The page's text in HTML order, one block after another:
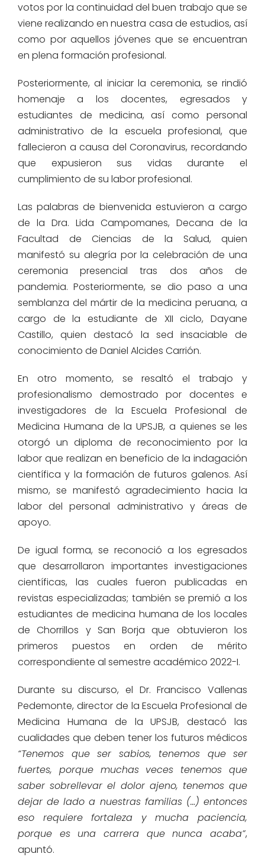
votos por la continuidad del buen trabajo que se
viene realizando en nuestra casa de estudios, así
como por aquellos jóvenes que se encuentran
en plena formación profesional.
Posteriormente, al iniciar la ceremonia, se rindió
homenaje a los docentes, egresados y
estudiantes de medicina, así como personal
administrativo de la escuela profesional, que
fallecieron a causa del Coronavirus, recordando
que expusieron sus vidas durante el
cumplimiento de su labor profesional.
Las palabras de bienvenida estuvieron a cargo
de la Dra. Lida Campomanes, Decana de la
Facultad de Ciencias de la Salud, quien
manifestó su alegría por la celebración de una
ceremonia presencial tras dos años de
pandemia. Posteriormente, se dio paso a una
semblanza del mártir de la medicina peruana, a
cargo de la estudiante de XII ciclo, Dayane
Castillo, quien destacó la sed insaciable de
conocimiento de Daniel Alcides Carrión.
En otro momento, se resaltó el trabajo y
profesionalismo demostrado por docentes e
investigadores de la Escuela Profesional de
Medicina Humana de la UPSJB, a quienes se les
otorgó un diploma de reconocimiento por la
labor que realizan en beneficio de la indagación
científica y la formación de futuros galenos. Así
mismo, se manifestó agradecimiento hacia la
labor del personal administrativo y áreas de
apoyo.
De igual forma, se reconoció a los egresados
que desarrollaron importantes investigaciones
científicas, las cuales fueron publicadas en
revistas especializadas; también se premió a los
estudiantes de medicina humana de los locales
de Chorrillos y San Borja que obtuvieron los
primeros puestos en orden de mérito
correspondiente al semestre académico 2022-I.
Durante su discurso, el Dr. Francisco Vallenas
Pedemonte, director de la Escuela Profesional de
Medicina Humana de la UPSJB, destacó las
cualidades que deben tener los futuros médicos
“Tenemos que ser sabios, tenemos que ser
fuertes, porque muchas veces tenemos que
saber sobrellevar el dolor ajeno, tenemos que
dejar de lado a nuestras familias (…) entonces
eso requiere fortaleza y mucha paciencia,
porque es una carrera que nunca acaba”,
apuntó.